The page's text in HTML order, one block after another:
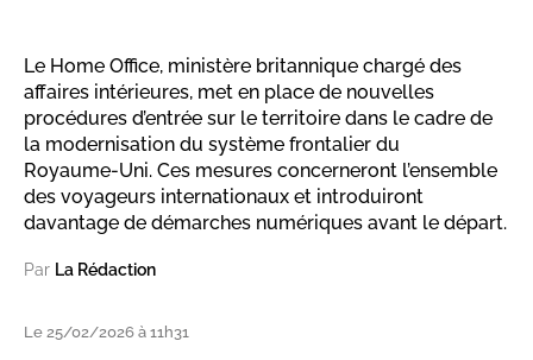
Le Home Office, ministère britannique chargé des
affaires intérieures, met en place de nouvelles
procédures d’entrée sur le territoire dans le cadre de
la modernisation du système frontalier du
Royaume‑Uni. Ces mesures concerneront l’ensemble
des voyageurs internationaux et introduiront
davantage de démarches numériques avant le départ.
Par La Rédaction
Le 25/02/2026 à 11h31